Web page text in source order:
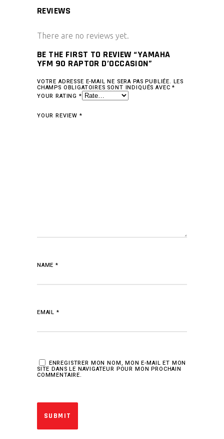
REVIEWS
There are no reviews yet.
BE THE FIRST TO REVIEW “YAMAHA
YFM 90 RAPTOR D’OCCASION”
VOTRE ADRESSE E-MAIL NE SERA PAS PUBLIÉE. LES
CHAMPS OBLIGATOIRES SONT INDIQUÉS AVEC*
YOUR RATING *
YOUR REVIEW *
NAME*
EMAIL *
ENREGISTRER MON NOM, MON E-MAIL ET MON
SITE DANS LE NAVIGATEUR POUR MON PROCHAIN
COMMENTAIRE.